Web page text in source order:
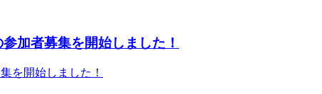
加者募集を開始しました！
を開始しました！